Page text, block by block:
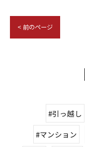
< 前のページ
#引っ越し
#マンション